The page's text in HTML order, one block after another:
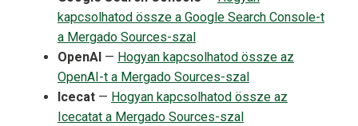
kapcsolhatod össze a Google Search Console-t
a Mergado Sources-szal
OpenAI — Hogyan kapcsolhatod össze az
OpenAI-t a Mergado Sources-szal
Icecat — Hogyan kapcsolhatod össze az
Icecatat a Mergado Sources-szal